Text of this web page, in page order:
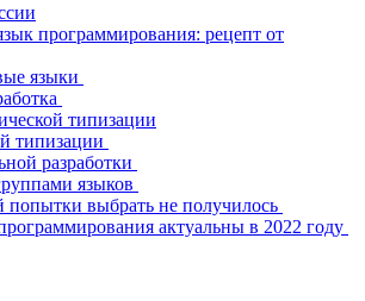
программирования: рецепт от
языки
типизации
типизации
разработки
языков
попытки выбрать не получилось
актуальны в 2022 году